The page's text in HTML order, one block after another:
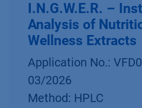
I.N.G.W.E.R. –
Analysis of
Wellness Extracts
Application No.:
03/2026
Method: HPLC